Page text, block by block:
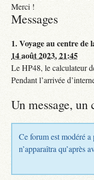
Merci !
Messages
1.Voyage au centre de
14 août 2023, 21:45
Le HP48, le calculateur
Pendant l’arrivée
Un message,
Ce forum est modéré
n’apparaîtra qu’après